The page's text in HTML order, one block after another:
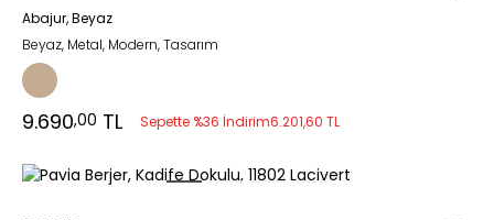
Abajur, Beyaz
Beyaz, Metal, Modern, Tasarım
9.690,00 TL Sepette %36 İndirim6.201,60 TL